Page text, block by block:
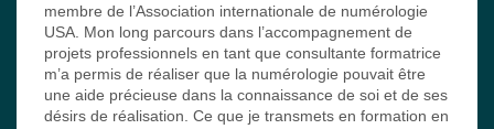
membre de l’Association internationale de numérologie
USA. Mon long parcours dans l’accompagnement de
projets professionnels en tant que consultante formatrice
m’a permis de réaliser que la numérologie pouvait être
une aide précieuse dans la connaissance de soi et de ses
désirs de réalisation. Ce que je transmets en formation en